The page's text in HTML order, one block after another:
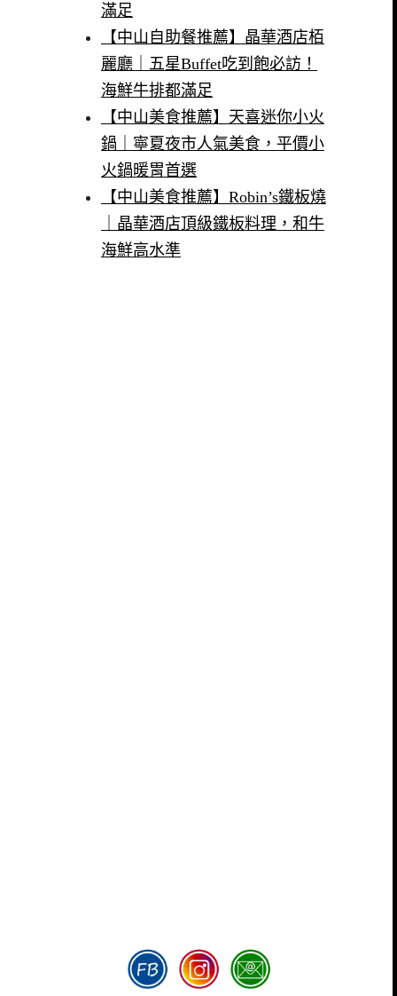
滿足
【中山自助餐推薦】晶華酒店栢
麗廳｜五星Buffet吃到飽必訪！
海鮮牛排都滿足
【中山美食推薦】天喜迷你小火
鍋｜寧夏夜市人氣美食，平價小
火鍋暖胃首選
【中山美食推薦】Robin’s鐵板燒
｜晶華酒店頂級鐵板料理，和牛
海鮮高水準